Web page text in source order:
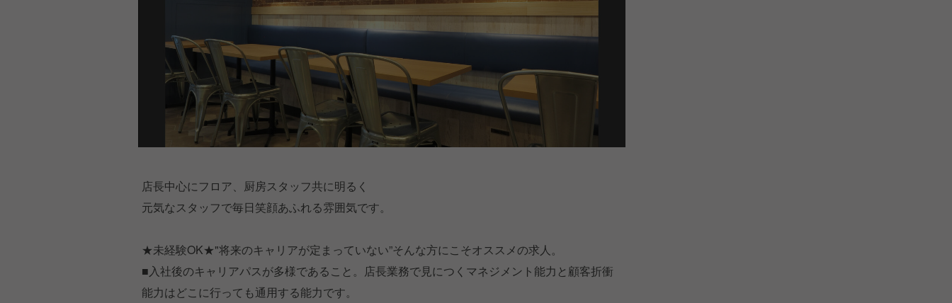
店長中心にフロア、厨房スタッフ共に明るく
元気なスタッフで毎日笑顔あふれる雰囲気です。
★未経験OK★"将来のキャリアが定まっていない”そんな方にこそオススメの求人。
■入社後のキャリアパスが多様であること。店長業務で見につくマネジメント能力と顧客折衝
能力はどこに行っても通用する能力です。